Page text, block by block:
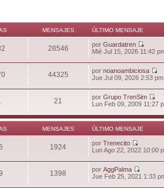
MENSAJES ÚLTIMO MENSAJE
28546 porGuardatren
Mié Jul 15, 2026 11:42
44325 pornoanoambiciosa
Jue Jul 09, 2026 2:53 pm
21 porGrupo TrenSim
Lun Feb 09, 2009 11:27
MENSAJES ÚLTIMO MENSAJE
1924 porTrenecito
Lun Ago 22, 2022 10:00
1398 porAggPalma
Jue Feb 25, 2021 1:33